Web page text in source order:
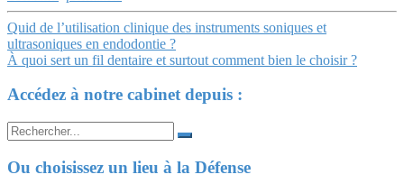
Navigation
Article
Quid de l’utilisation clinique des instruments soniques et
ultrasoniques en endodontie ?
À quoi sert un fil dentaire et surtout comment bien le choisir ?
Accédez à notre cabinet depuis :
Search
for:
Ou choisissez un lieu à la Défense